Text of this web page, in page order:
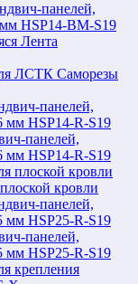
панелей,
HSP14-BM-S19
Лента
Саморезы
панелей,
мм HSP14-R-S19
кровли
панелей,
мм HSP25-R-S19